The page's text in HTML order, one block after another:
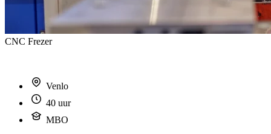
CNC Frezer
Venlo
40 uur
MBO